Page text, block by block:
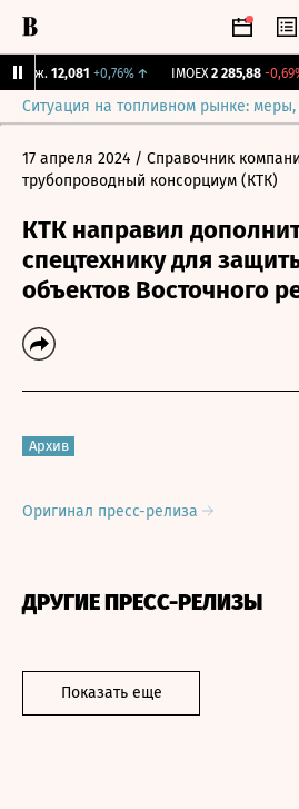
12,081 +0,76%↑ IMOEX 2 285,88 -0,69%
Ситуация на топливном рынке: меры,
17 апреля 2024 / Справочник
трубопроводный консорциум (КТК)
КТК направил
спецтехнику для
объектов Восточного
Архив
Оригинал пресс-релиза
ДРУГИЕ ПРЕСС-РЕЛИЗЫ
Показать еще